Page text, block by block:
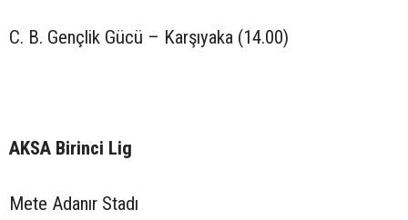
C. B. Gençlik Gücü – Karşıyaka (14.00)
AKSA Birinci Lig
Mete Adanır Stadı